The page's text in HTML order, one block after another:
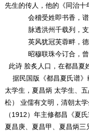
先生的传人，他的《同治十
会稽受姓即书香，谱牒
脉透洪州千载列，支分
英风犹冠芙蓉畔，德政
昭穆联珠今订合，曾孙
此诗 脍炙人口，在都昌夏
据民国版《都昌夏氏谱》
太学生，夏昌炳 太学生、
松） 业儒有文明，清朝太
（1912）年主修都昌《
夏昌庚、夏昌甲、夏昌炳三